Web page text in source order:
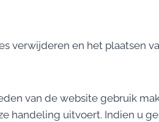
en het plaatsen
van de website gebruik
handeling uitvoert. Indien u